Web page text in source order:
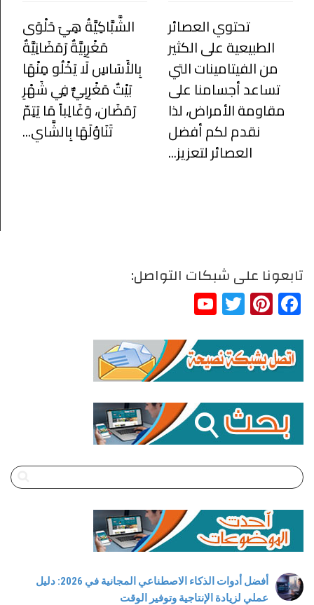
الشَّبَّاكِيَّةُ هِيَ حَلْوَى
مَغْرِبِيَّةٌ رَمَضَانِيَّةٌ
بِالأَسَاسِ لَا يَخْلُو مِنْهَا
بَيْتٌ مَغْرِبِيٌّ فِي شَهْرِ
رَمَضَان، وَغَالِباً مَا يَتِمّ
تَنَاوُلَهَا بِالشَّاي...
تحتوي العصائر
الطبيعية على الكثير
من الفيتامينات التي
تساعد أجسامنا على
مقاومة الأمراض، لذا
نقدم لكم أفضل
العصائر لتعزيز...
تابعونا على شبكات التواصل:
Facebook
Pinterest
Twitter
أفضل أدوات الذكاء الاصطناعي المجانية في 2026: دليل
عملي لزيادة الإنتاجية وتوفير الوقت